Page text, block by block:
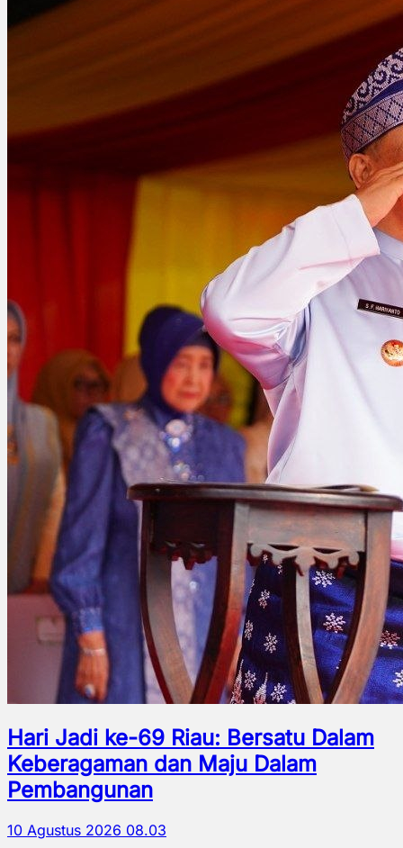
Hari Jadi ke-69 Riau: Bersatu Dalam
Keberagaman dan Maju Dalam
Pembangunan
10 Agustus 2026 08.03